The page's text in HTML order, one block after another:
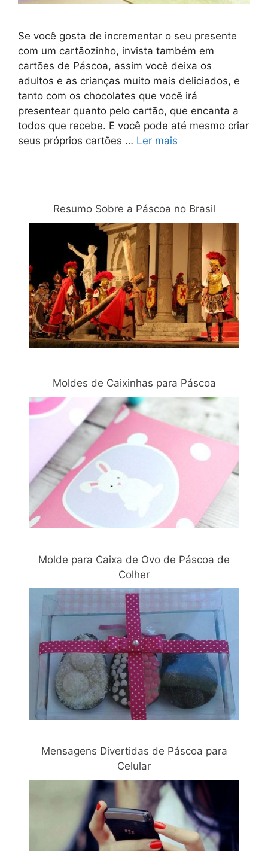
Se você gosta de incrementar o seu presente
com um cartãozinho, invista também em
cartões de Páscoa, assim você deixa os
adultos e as crianças muito mais deliciados, e
tanto com os chocolates que você irá
presentear quanto pelo cartão, que encanta a
todos que recebe. E você pode até mesmo criar
seus próprios cartões … Ler mais
Resumo Sobre a Páscoa no Brasil
Moldes de Caixinhas para Páscoa
Molde para Caixa de Ovo de Páscoa de
Colher
Mensagens Divertidas de Páscoa para
Celular